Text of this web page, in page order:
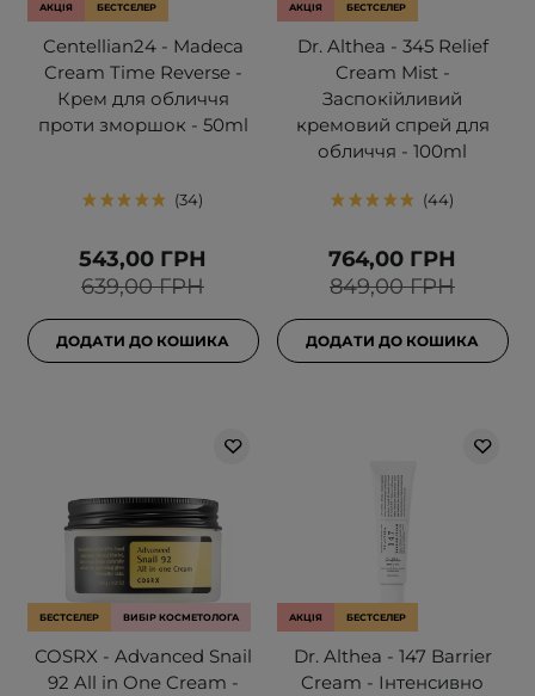
АКЦІЯ БЕСТСЕЛЕР
Centellian24 - Madeca
Cream Time Reverse -
Крем для обличчя
проти зморшок - 50ml
34
639,00 ГРН
543,00 ГРН
ДОДАТИ ДО КОШИКА
АКЦІЯ БЕСТСЕЛЕР
Dr. Althea - 345 Relief
Cream Mist -
Заспокійливий
кремовий спрей для
обличчя - 100ml
44
849,00 ГРН
764,00 ГРН
ДОДАТИ ДО КОШИКА
БЕСТСЕЛЕР ВИБІР КОСМЕТОЛОГА
COSRX - Advanced Snail
92 All in One Cream -
АКЦІЯ БЕСТСЕЛЕР
Dr. Althea - 147 Barrier
Cream - Інтенсивно